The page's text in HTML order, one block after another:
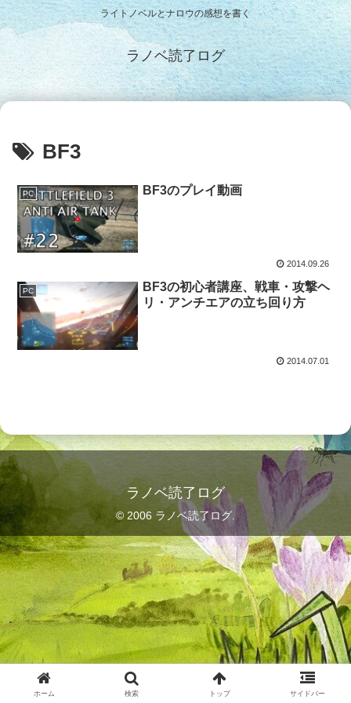
ライトノベルとナロウの感想を書く
ラノベ読了ログ
BF3
PC BF3のプレイ動画
2014.09.26
PC
BF3の初心者講座、戦車・攻撃ヘ
リ・アンチエアの立ち回り方
2014.07.01
ラノベ読了ログ
© 2006 ラノベ読了ログ.
ホーム 検索 トップ サイドバー